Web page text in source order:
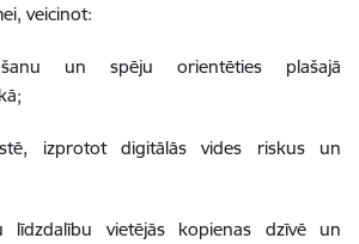
veicinot:
un spēju orientēties plašajā
izprotot digitālās vides riskus un
līdzdalību vietējās kopienas dzīvē un